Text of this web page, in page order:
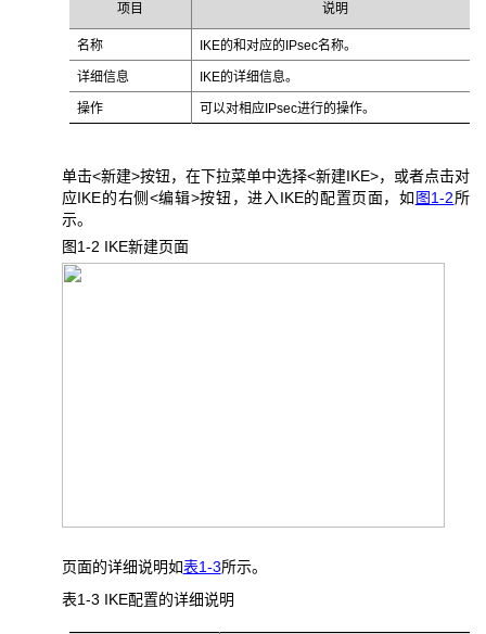
项目 说明
名称 IKE的和对应的IPsec名称。
详细信息 IKE的详细信息。
操作 可以对相应IPsec进行的操作。
单击<新建>按钮，在下拉菜单中选择<新建IKE>，或者点击对
应IKE的右侧<编辑>按钮，进入IKE的配置页面，如 图1-2所
示。
图1-2 IKE新建页面
页面的详细说明如表1-3所示。
表1-3 IKE配置的详细说明